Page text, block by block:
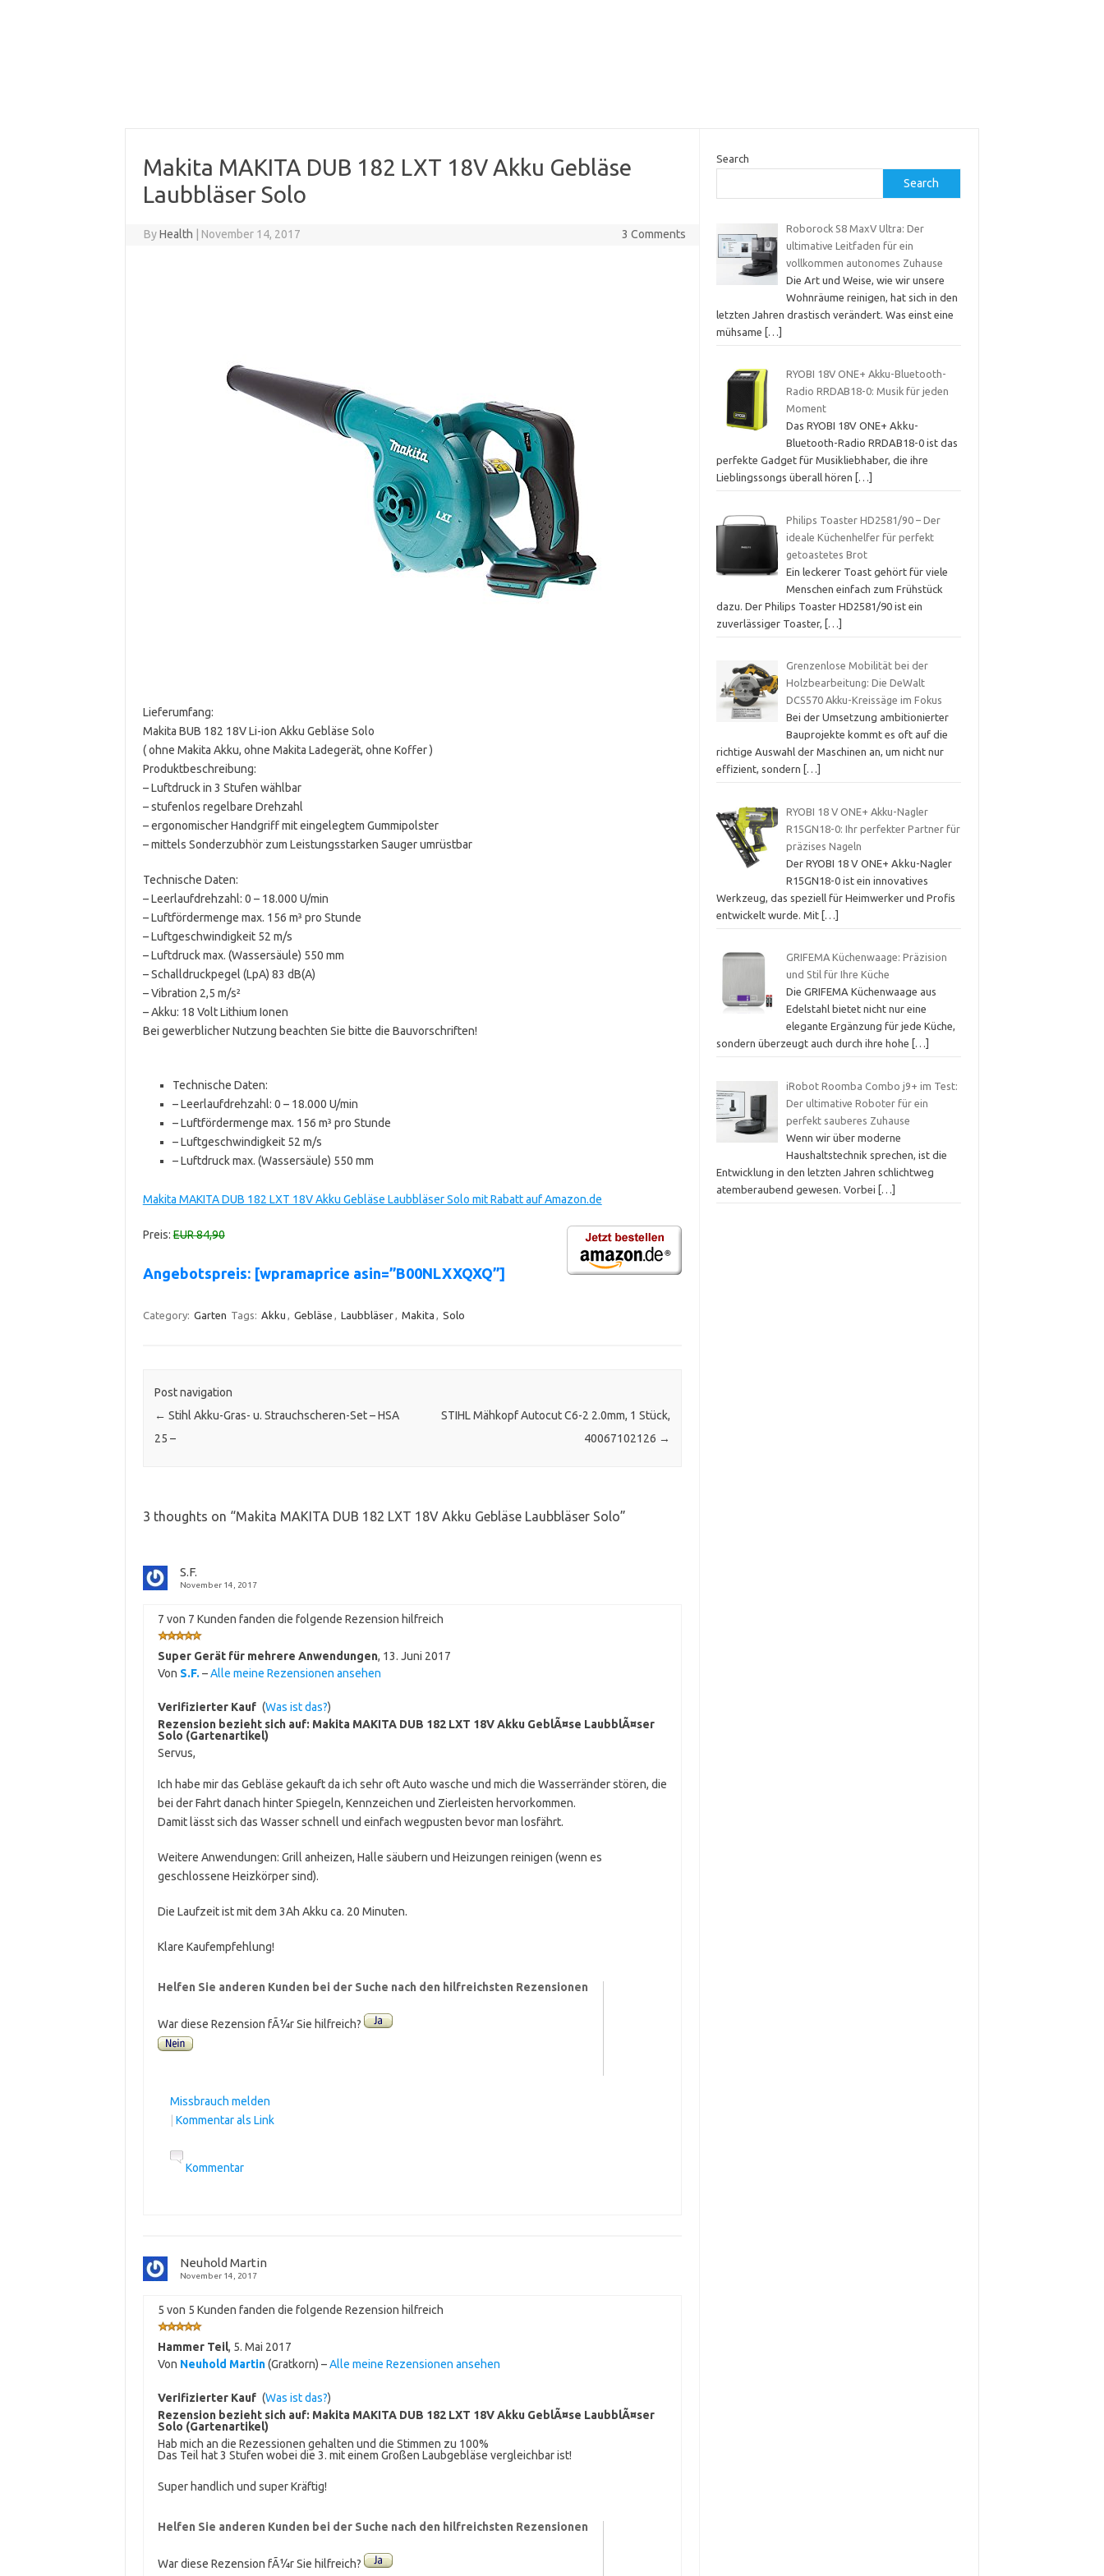
Makita MAKITA DUB 182 LXT 18V Akku Gebläse
Laubbläser Solo
ByHealth November 14, 2017 3 Comments
Lieferumfang:
Makita BUB 182 18V Li-ion Akku Gebläse Solo
( ohne Makita Akku, ohne Makita Ladegerät, ohne Koffer )
Produktbeschreibung:
– Luftdruck in 3 Stufen wählbar
– stufenlos regelbare Drehzahl
– ergonomischer Handgriff mit eingelegtem Gummipolster
– mittels Sonderzubhör zum Leistungsstarken Sauger umrüstbar
Technische Daten:
– Leerlaufdrehzahl: 0 – 18.000 U/min
– Luftfördermenge max. 156 m³ pro Stunde
– Luftgeschwindigkeit 52 m/s
– Luftdruck max. (Wassersäule) 550 mm
– Schalldruckpegel (LpA) 83 dB(A)
– Vibration 2,5 m/s²
– Akku: 18 Volt Lithium Ionen
Bei gewerblicher Nutzung beachten Sie bitte die Bauvorschriften!
Technische Daten:
– Leerlaufdrehzahl: 0 – 18.000 U/min
– Luftfördermenge max. 156 m³ pro Stunde
– Luftgeschwindigkeit 52 m/s
– Luftdruck max. (Wassersäule) 550 mm
Makita MAKITA DUB 182 LXT 18V Akku Gebläse Laubbläser Solo mit Rabatt auf Amazon.de
Preis:EUR 84,90
Angebotspreis: [wpramaprice asin=”B00NLXXQXQ”]
Category: Garten Tags: Akku , Gebläse , Laubbläser, Makita , Solo
Post navigation
← Stihl Akku-Gras- u. Strauchscheren-Set – HSA
25 –
STIHL Mähkopf Autocut C6-2 2.0mm, 1 Stück,
40067102126 →
3 thoughts on “Makita MAKITA DUB 182 LXT 18V Akku Gebläse Laubbläser Solo”
S.F.
November 14, 2017
7 von 7 Kunden fanden die folgende Rezension hilfreich
Super Gerät für mehrere Anwendungen, 13. Juni 2017
Von S.F. –Alle meine Rezensionen ansehen
Verifizierter Kauf (Was ist das?)
Rezension bezieht sich auf: Makita MAKITA DUB 182 LXT 18V Akku GeblÃ¤se LaubblÃ¤ser
Solo (Gartenartikel)
Servus,
Ich habe mir das Gebläse gekauft da ich sehr oft Auto wasche und mich die Wasserränder stören, die
bei der Fahrt danach hinter Spiegeln, Kennzeichen und Zierleisten hervorkommen.
Damit lässt sich das Wasser schnell und einfach wegpusten bevor man losfährt.
Weitere Anwendungen: Grill anheizen, Halle säubern und Heizungen reinigen (wenn es
geschlossene Heizkörper sind).
Die Laufzeit ist mit dem 3Ah Akku ca. 20 Minuten.
Klare Kaufempfehlung!
Helfen Sie anderen Kunden bei der Suche nach den hilfreichsten Rezensionen
War diese Rezension fÃ¼r Sie hilfreich?
Missbrauch melden
Kommentar als Link
Kommentar
Neuhold Martin
November 14, 2017
5 von 5 Kunden fanden die folgende Rezension hilfreich
Hammer Teil, 5. Mai 2017
Von Neuhold Martin(Gratkorn) –Alle meine Rezensionen ansehen
Verifizierter Kauf (Was ist das?)
Rezension bezieht sich auf: Makita MAKITA DUB 182 LXT 18V Akku GeblÃ¤se LaubblÃ¤ser
Solo (Gartenartikel)
Hab mich an die Rezessionen gehalten und die Stimmen zu 100%
Das Teil hat 3 Stufen wobei die 3. mit einem Großen Laubgebläse vergleichbar ist!
Super handlich und super Kräftig!
Helfen Sie anderen Kunden bei der Suche nach den hilfreichsten Rezensionen
War diese Rezension fÃ¼r Sie hilfreich?
Search
Search
Roborock S8 MaxV Ultra: Der
ultimative Leitfaden für ein
vollkommen autonomes Zuhause
Die Art und Weise, wie wir unsere
Wohnräume reinigen, hat sich in den
letzten Jahren drastisch verändert. Was einst eine
mühsame
[…]
RYOBI 18V ONE+ Akku-Bluetooth-
Radio RRDAB18-0: Musik für jeden
Moment
Das RYOBI 18V ONE+ Akku-
Bluetooth-Radio RRDAB18-0 ist das
perfekte Gadget für Musikliebhaber, die ihre
Lieblingssongs überall hören
[…]
Philips Toaster HD2581/90 – Der
ideale Küchenhelfer für perfekt
getoastetes Brot
Ein leckerer Toast gehört für viele
Menschen einfach zum Frühstück
dazu. Der Philips Toaster HD2581/90 ist ein
zuverlässiger Toaster,
[…]
Grenzenlose Mobilität bei der
Holzbearbeitung: Die DeWalt
DCS570 Akku-Kreissäge im Fokus
Bei der Umsetzung ambitionierter
Bauprojekte kommt es oft auf die
richtige Auswahl der Maschinen an, um nicht nur
effizient, sondern
[…]
RYOBI 18 V ONE+ Akku-Nagler
R15GN18-0: Ihr perfekter Partner für
präzises Nageln
Der RYOBI 18 V ONE+ Akku-Nagler
R15GN18-0 ist ein innovatives
Werkzeug, das speziell für Heimwerker und Profis
entwickelt wurde. Mit […]
GRIFEMA Küchenwaage: Präzision
und Stil für Ihre Küche
Die GRIFEMA Küchenwaage aus
Edelstahl bietet nicht nur eine
elegante Ergänzung für jede Küche,
sondern überzeugt auch durch ihre hohe
[…]
iRobot Roomba Combo j9+ im Test:
Der ultimative Roboter für ein
perfekt sauberes Zuhause
Wenn wir über moderne
Haushaltstechnik sprechen, ist die
Entwicklung in den letzten Jahren schlichtweg
atemberaubend gewesen. Vorbei
[…]